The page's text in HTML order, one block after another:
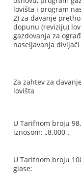
lovišta i program
2) za davanje
dopunu (reviziju)
gazdovanja za
naseljavanja divljači
Za zahtev za
lovišta
U Tarifnom broju
iznosom: „8.000ˮ.
U Tarifnom broju
glase: